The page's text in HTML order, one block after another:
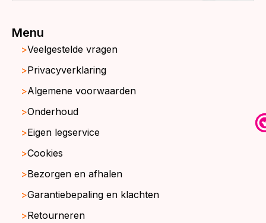
Menu
Veelgestelde vragen
Privacyverklaring
Algemene voorwaarden
Onderhoud
Eigen legservice
Cookies
Bezorgen en afhalen
Garantiebepaling en klachten
Retourneren